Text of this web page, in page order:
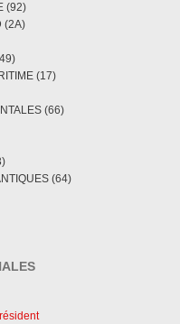
(92)
(2A)
(17)
(66)
(64)